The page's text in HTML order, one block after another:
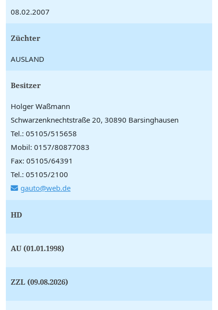
08.02.2007
Züchter
AUSLAND
Besitzer
Holger Waßmann
Schwarzenknechtstraße 20, 30890 Barsinghausen
Tel.: 05105/515658
Mobil: 0157/80877083
Fax: 05105/64391
Tel.: 05105/2100
gauto@web.de
HD
AU (01.01.1998)
ZZL (09.08.2026)